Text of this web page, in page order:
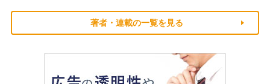
著者・連載の一覧を見る